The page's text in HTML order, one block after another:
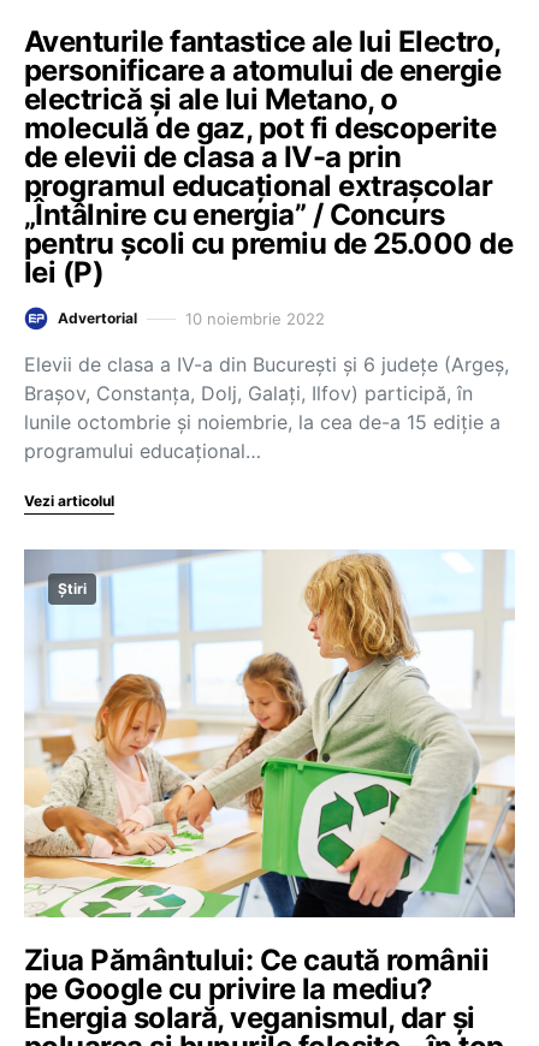
Aventurile fantastice ale lui Electro,
personificare a atomului de energie
electrică și ale lui Metano, o
moleculă de gaz, pot fi descoperite
de elevii de clasa a IV-a prin
programul educațional extrașcolar
„Întâlnire cu energia” / Concurs
pentru școli cu premiu de 25.000 de
lei (P)
Advertorial 10 noiembrie 2022
Elevii de clasa a IV-a din București și 6 județe (Argeș,
Brașov, Constanța, Dolj, Galați, Ilfov) participă, în
lunile octombrie și noiembrie, la cea de-a 15 ediție a
programului educațional…
Vezi articolul
Știri
Ziua Pământului: Ce caută românii
pe Google cu privire la mediu?
Energia solară, veganismul, dar și